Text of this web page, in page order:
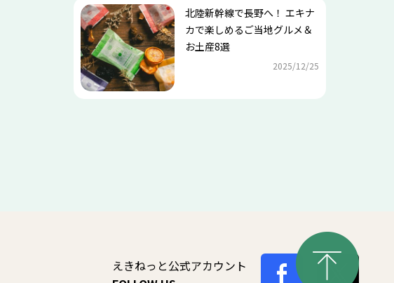
北陸新幹線で長野へ！ エキナ
カで楽しめるご当地グルメ＆
お土産8選
2025/12/25
えきねっと公式アカウント